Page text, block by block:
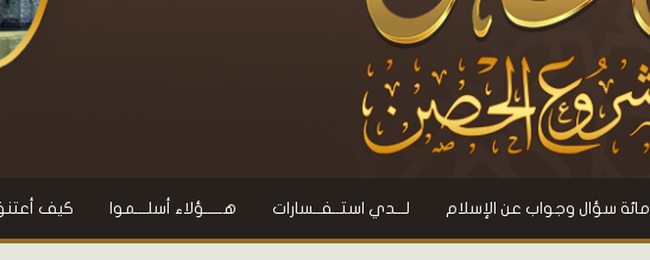
مائة سؤال وجواب عن الإسلام لـــدي استــفــسارات هـــــؤلاء أسلـــموا كيف